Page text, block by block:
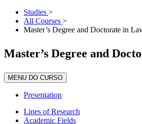
Studies >
All Courses >
Master’s Degree and Doctorate in
Master’s Degree and
MENU DO CURSO
Presentation
Lines of Research
Academic Fields